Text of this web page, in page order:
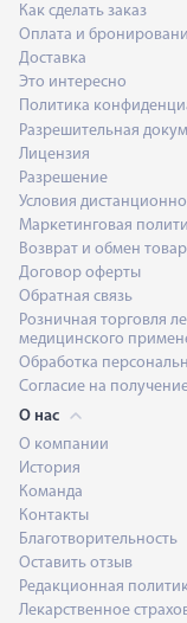
Как сделать заказ
Оплата и
Доставка
Это интересно
Политика
Разрешительная
Лицензия
Разрешение
Условия
Маркетинговая
Возврат и обмен
Договор оферты
Обратная связь
Розничная торговля
медицинского
Обработка
Согласие на
О нас
О компании
История
Команда
Контакты
Благотворительность
Оставить отзыв
Редакционная
Лекарственное